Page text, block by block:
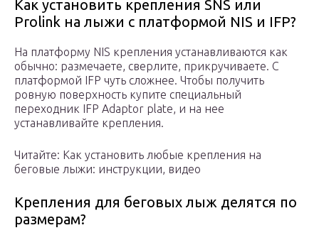
Как установить крепления SNS или
Prolink на лыжи с платформой NIS и IFP?
На платформу NIS крепления устанавливаются как
обычно: размечаете, сверлите, прикручиваете. С
платформой IFP чуть сложнее. Чтобы получить
ровную поверхность купите специальный
переходник IFP Adaptor plate, и на нее
устанавливайте крепления.
Читайте: Как установить любые крепления на
беговые лыжи: инструкции, видео
Крепления для беговых лыж делятся по
размерам?